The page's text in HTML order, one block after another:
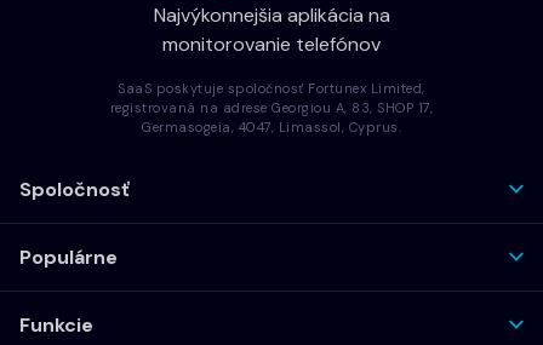
Najvýkonnejšia aplikácia na
monitorovanie telefónov
SaaS poskytuje spoločnosť Fortunex Limited,
registrovaná na adrese Georgiou A, 83, SHOP 17,
Germasogeia, 4047, Limassol, Cyprus.
Spoločnosť
Populárne
Funkcie